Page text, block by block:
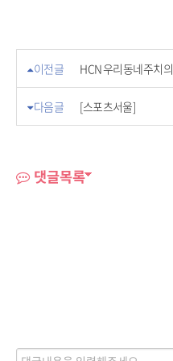
이전글 HCN 우리동네주치의
다음글 [스포츠서울]
댓글목록